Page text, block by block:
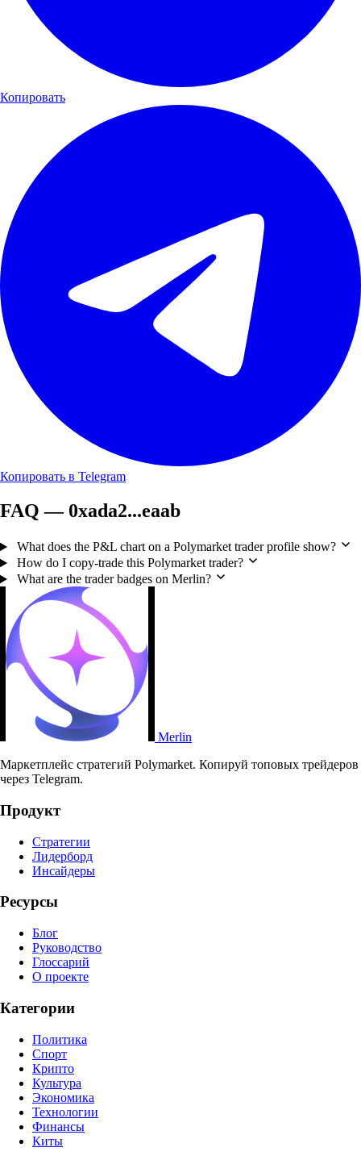
Копировать
Копировать в Telegram
FAQ — 0xada2...eaab
What does the P&L chart on a Polymarket trader profile show?
How do I copy-trade this Polymarket trader?
What are the trader badges on Merlin?
Merlin
Маркетплейс стратегий Polymarket. Копируй топовых трейдеров
через Telegram.
Продукт
Стратегии
Лидерборд
Инсайдеры
Ресурсы
Блог
Руководство
Глоссарий
О проекте
Категории
Политика
Спорт
Крипто
Культура
Экономика
Технологии
Финансы
Киты